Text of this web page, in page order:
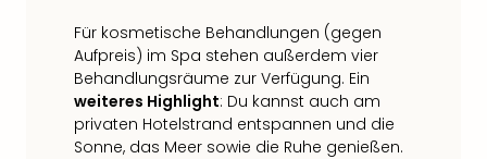
Für kosmetische Behandlungen (gegen
Aufpreis) im Spa stehen außerdem vier
Behandlungsräume zur Verfügung. Ein
weiteres Highlight: Du kannst auch am
privaten Hotelstrand entspannen und die
Sonne, das Meer sowie die Ruhe genießen.